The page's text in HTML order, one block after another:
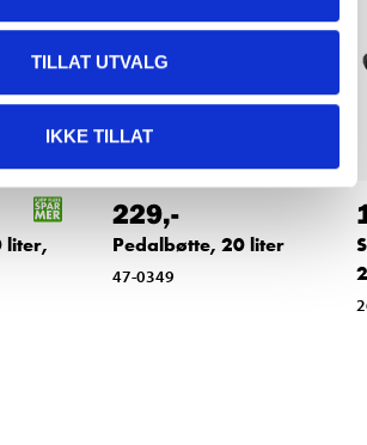
TILLAT UTVALG
IKKE TILLAT
liter,
229,-
Pedalbøtte, 20 liter
47-0349